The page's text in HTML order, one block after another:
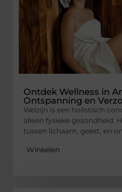
Ontdek Wellness in
Ontspanning en
Welzijn is een holistisch
alleen fysieke gezondheid.
tussen lichaam, geest, en
Winkelen